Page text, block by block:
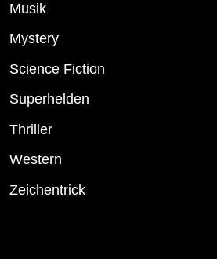
Musik
Mystery
Science Fiction
Superhelden
Thriller
Western
Zeichentrick